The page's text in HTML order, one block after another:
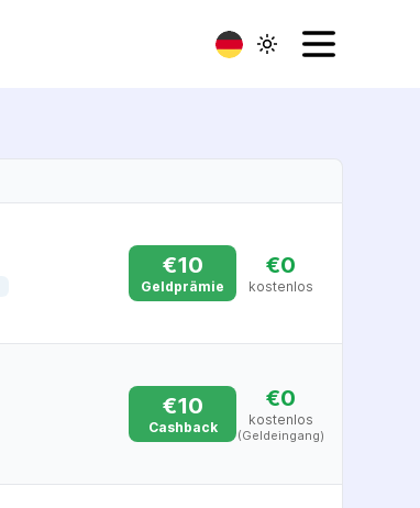
€10
Geldprämie
€0
kostenlos
€10
Cashback
€0
kostenlos
(Geldeingang)